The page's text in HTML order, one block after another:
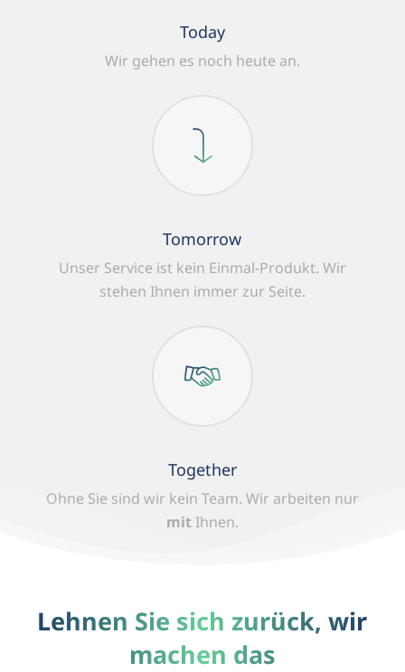
Today
Wir gehen es noch heute an.
Tomorrow
Unser Service ist kein Einmal-Produkt. Wir
stehen Ihnen immer zur Seite.
Together
Ohne Sie sind wir kein Team. Wir arbeiten nur
mitIhnen.
Lehnen Sie sich zurück, wir
machen das